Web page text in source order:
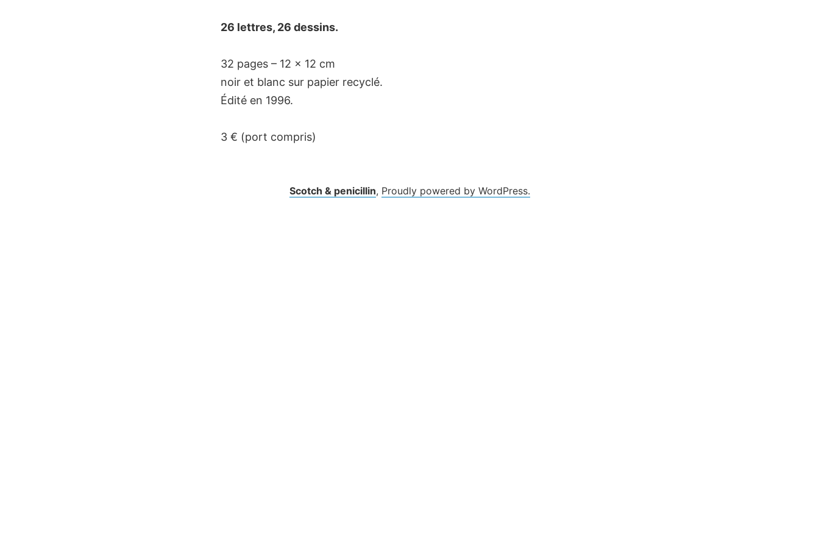
26 lettres, 26 dessins.
32 pages – 12 x 12 cm
noir et blanc sur papier recyclé.
Édité en 1996.
3 € (port compris)
Scotch & penicillin, Proudly powered by WordPress.